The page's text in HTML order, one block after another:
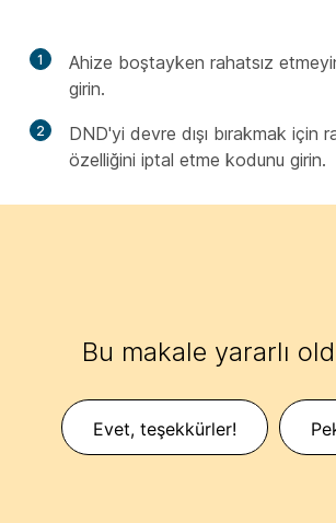
1
Ahize boştayken rahatsız
girin.
2
DND'yi devre dışı bırakmak için
özelliğini iptal etme kodunu girin.
Bu makale yararlı
Evet, teşekkürler!